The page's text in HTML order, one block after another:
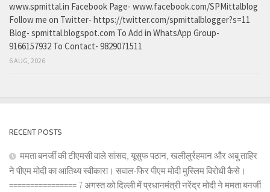
www.spmittal.in Facebook Page- www.facebook.com/SPMittalblog
Follow me on Twitter- https://twitter.com/spmittalblogger?s=11
Blog- spmittal.blogspot.com To Add in WhatsApp Group-
9166157932 To Contact- 9829071511
6 AUG, 2026
RECENT POSTS
ममता बनर्जी की टीएमसी वाले सांसद, यूसुफ पठान, खलीलुर्रहमान और अबु ताहिर
ने पीएम मोदी का आतिथ्य स्वीकारा। सवाल-फिर पीएम मोदी मुस्लिम विरोधी कैसे।
================ 7 अगस्त को दिल्ली में प्रधानमंत्री नरेंद्र मोदी ने ममता बनर्जी